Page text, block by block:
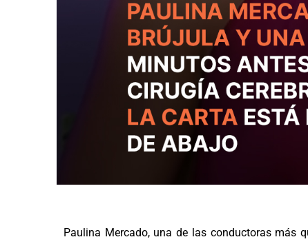
Paulina Mercado, una de las conductoras más